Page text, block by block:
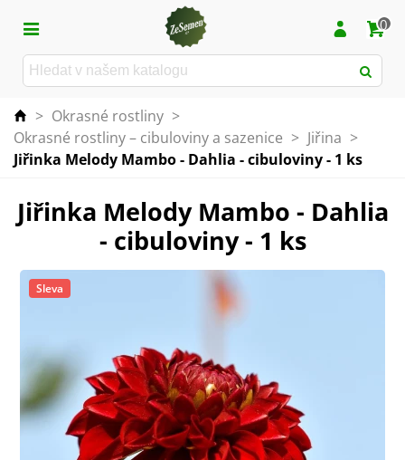
0
> Okrasné rostliny >
Okrasné rostliny – cibuloviny a sazenice > Jiřina >
Jiřinka Melody Mambo - Dahlia - cibuloviny - 1 ks
Jiřinka Melody Mambo - Dahlia
- cibuloviny - 1 ks
Sleva